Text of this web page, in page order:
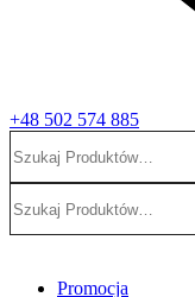
+48 502 574 885
Promocja